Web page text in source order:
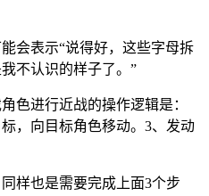
表示“说得好，这些字母拆
不认识的样子了。”
进行近战的操作逻辑是：
，向目标角色移动。3、发动
也是需要完成上面3个步